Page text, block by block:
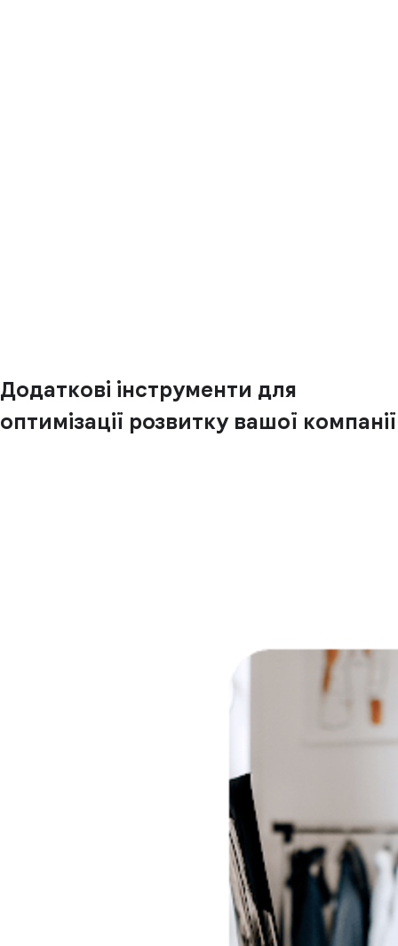
Додаткові інструменти для
оптимізації розвитку вашої компанії